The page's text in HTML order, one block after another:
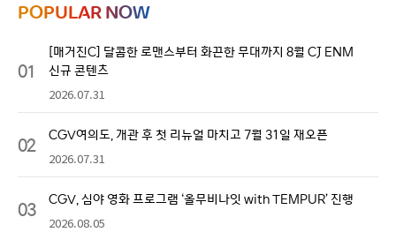
POPULAR NOW
01
[매거진C] 달콤한 로맨스부터 화끈한 무대까지 8월 CJ ENM
신규 콘텐츠
2026.07.31
02 CGV여의도, 개관 후 첫 리뉴얼 마치고 7월 31일 재오픈
2026.07.31
03 CGV, 심야 영화 프로그램 ‘올무비나잇 with TEMPUR’ 진행
2026.08.05